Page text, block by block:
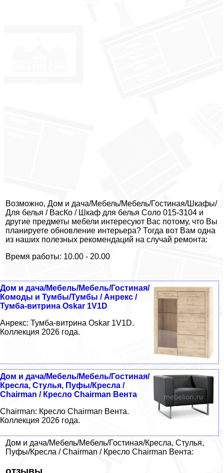
Возможно, Дом и дача/Мебель/Мебель/Гостиная/Шкафы/
Для белья / ВасКо / Шкаф для белья Соло 015-3104 и
другие предметы мебели интересуют Вас потому, что Вы
планируете обновление интерьера? Тогда вот Вам одна
из наших полезных рекомендаций на случай ремонта:
Время работы: 10.00 - 20.00
Дом и дача/Мебель/Мебель/Гостиная/
Комоды и Тумбы/Тумбы / Анрекс /
Тумба-витрина Oskar 1V1D
Анрекс: Тумба-витрина Oskar 1V1D.
Коллекция 2026 года.
Дом и дача/Мебель/Мебель/Гостиная/
Кресла, Стулья, Пуфы/Кресла /
Chairman / Кресло Chairman Вента
Chairman: Кресло Chairman Вента.
Коллекция 2026 года.
Дом и дача/Мебель/Мебель/Гостиная/Кресла, Стулья,
Пуфы/Кресла / Chairman / Кресло Chairman Вента: